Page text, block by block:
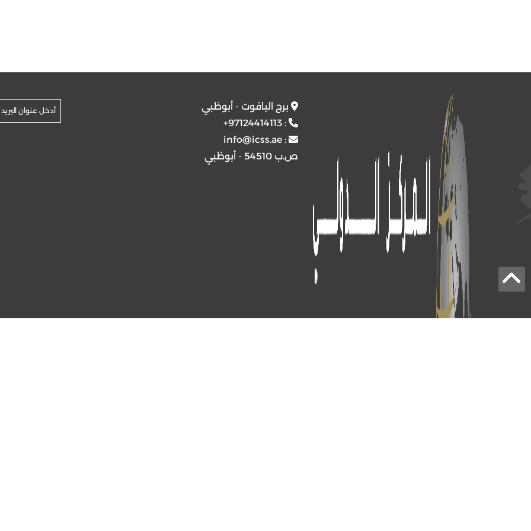
برج الياقوت - أبوظبي
:
+97124414113
:
info@icss.ae
ص.ب 54510 - أبوظبي